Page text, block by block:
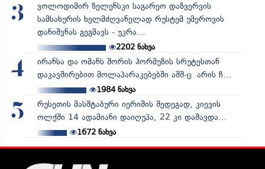
3
ვოლოდიმირ ზელენსკი საგარეო დაზვერვის
სამსახურის ხელმძღვანელად რუსტემ უმეროვის
დანიშვნას გეგმავს - უკრა...
2202ნახვა
4
ირანსა და ომანს შორის ჰორმუზის სრუტესთან
დაკავშირებით მოლაპარაკებებში აშშ-ც არის ჩ...
1984ნახვა
5
რუსეთის მასშტაბური იერიშის შედეგად, კიევის
ოლქში 14 ადამიანი დაიღუპა, 22 კი დაშავდა...
1672ნახვა